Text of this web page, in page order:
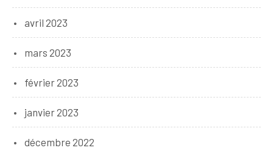
avril 2023
mars 2023
février 2023
janvier 2023
décembre 2022